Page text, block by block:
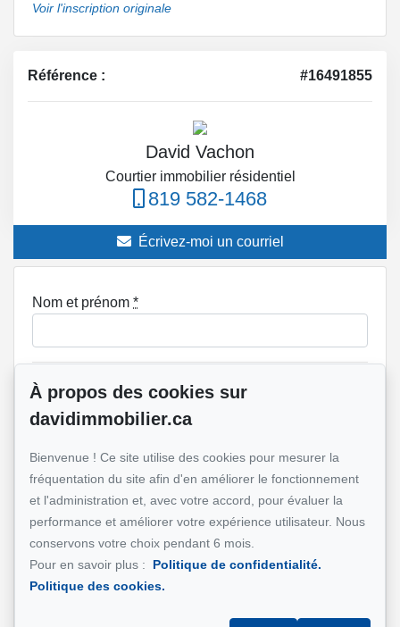
Voir l'inscription originale
Référence : #16491855
David Vachon
Courtier immobilier résidentiel
819 582-1468
Écrivez-moi un courriel
Nom et prénom *
Téléphone*
Adresse e-mail *
Adresse de la propriété qui vous intéresse?
À propos des cookies sur
davidimmobilier.ca
Bienvenue ! Ce site utilise des cookies pour mesurer la
fréquentation du site afin d'en améliorer le fonctionnement
et l'administration et, avec votre accord, pour évaluer la
performance et améliorer votre expérience utilisateur. Nous
conservons votre choix pendant 6 mois.
Pour en savoir plus :
Politique de confidentialité.
Politique des cookies.